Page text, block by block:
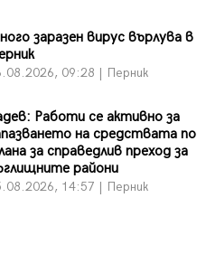
заразен вирус върлува в
09:28 | Перник
Работи се активно за
на средствата по
за справедлив преход за
райони
14:57 | Перник